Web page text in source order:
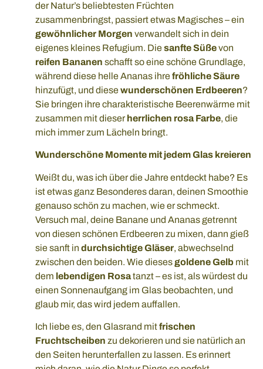
der Natur’s beliebtesten Früchten
zusammenbringst, passiert etwas Magisches – ein
gewöhnlicher Morgen verwandelt sich in dein
eigenes kleines Refugium. Diesanfte Süßevon
reifen Bananen schafft so eine schöne Grundlage,
während diese helle Ananas ihrefröhliche Säure
hinzufügt, und diesewunderschönen Erdbeeren?
Sie bringen ihre charakteristische Beerenwärme mit
zusammen mit dieserherrlichen rosa Farbe, die
mich immer zum Lächeln bringt.
Wunderschöne Momente mit jedem Glas kreieren
Weißt du, was ich über die Jahre entdeckt habe? Es
ist etwas ganz Besonderes daran, deinen Smoothie
genauso schön zu machen, wie er schmeckt.
Versuch mal, deine Banane und Ananas getrennt
von diesen schönen Erdbeeren zu mixen, dann gieß
sie sanft in durchsichtige Gläser, abwechselnd
zwischen den beiden. Wie diesesgoldene Gelb mit
dem lebendigen Rosatanzt – es ist, als würdest du
einen Sonnenaufgang im Glas beobachten, und
glaub mir, das wird jedem auffallen.
Ich liebe es, den Glasrand mitfrischen
Fruchtscheiben zu dekorieren und sie natürlich an
den Seiten herunterfallen zu lassen. Es erinnert